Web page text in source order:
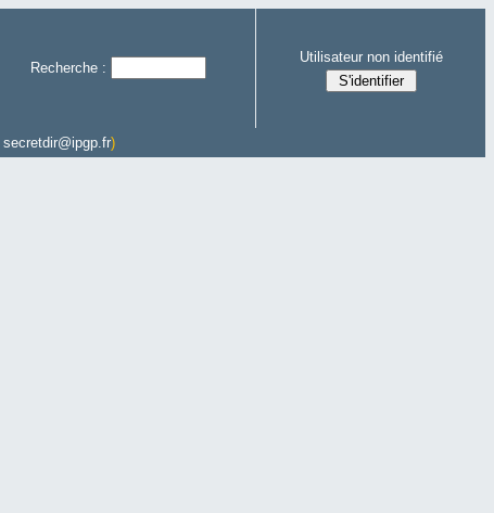
Recherche :
Utilisateur non identifié
secretdir@ipgp.fr)